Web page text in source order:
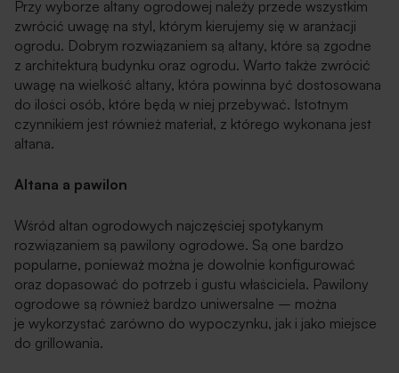
Przy wyborze altany ogrodowej należy przede wszystkim
zwrócić uwagę na styl, którym kierujemy się w aranżacji
ogrodu. Dobrym rozwiązaniem są altany, które są zgodne
z architekturą budynku oraz ogrodu. Warto także zwrócić
uwagę na wielkość altany, która powinna być dostosowana
do ilości osób, które będą w niej przebywać. Istotnym
czynnikiem jest również materiał, z którego wykonana jest
altana.
Altana a pawilon
Wśród altan ogrodowych najczęściej spotykanym
rozwiązaniem są pawilony ogrodowe. Są one bardzo
popularne, ponieważ można je dowolnie konfigurować
oraz dopasować do potrzeb i gustu właściciela. Pawilony
ogrodowe są również bardzo uniwersalne – można
je wykorzystać zarówno do wypoczynku, jak i jako miejsce
do grillowania.